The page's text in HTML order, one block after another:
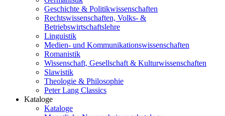
Geschichte & Politikwissenschaften
Rechtswissenschaften, Volks- &
Betriebswirtschaftslehre
Linguistik
Medien- und Kommunikationswissenschaften
Romanistik
Wissenschaft, Gesellschaft & Kulturwissenschaften
Slawistik
Theologie & Philosophie
Peter Lang Classics
Kataloge
Kataloge